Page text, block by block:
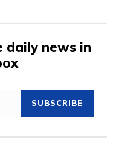
daily news in
SUBSCRIBE